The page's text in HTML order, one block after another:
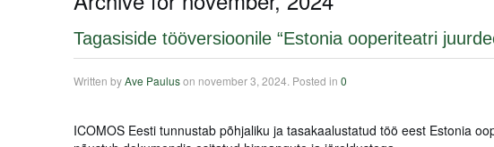
Tagasiside tööversioonile “Estonia ooperiteatri
Written byAve Pauluson november 3, 2024 . Posted in 0
ICOMOS Eesti tunnustab põhjaliku ja tasakaalustatud töö eest Estonia